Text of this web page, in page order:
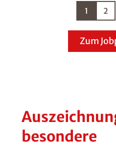
1 2
Zum
besondere